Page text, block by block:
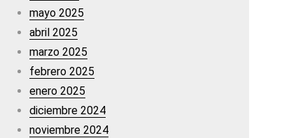
mayo 2025
abril 2025
marzo 2025
febrero 2025
enero 2025
diciembre 2024
noviembre 2024